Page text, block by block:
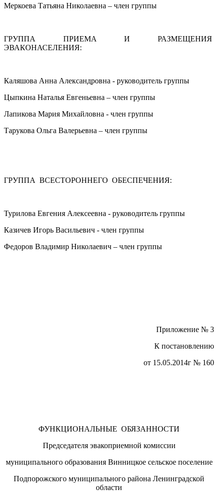
Меркоева Татьяна Николаевна – член группы
ГРУППА ПРИЕМА И РАЗМЕЩЕНИЯ
ЭВАКОНАСЕЛЕНИЯ:
Каляшова Анна Александровна - руководитель группы
Цыпкина Наталья Евгеньевна – член группы
Лапикова Мария Михайловна - член группы
Тарукова Ольга Валерьевна – член группы
ГРУППА ВСЕСТОРОННЕГО ОБЕСПЕЧЕНИЯ:
Турилова Евгения Алексеевна - руководитель группы
Казичев Игорь Васильевич - член группы
Федоров Владимир Николаевич – член группы
Приложение № 3
К постановлению
от 15.05.2014г № 160
ФУНКЦИОНАЛЬНЫЕ ОБЯЗАННОСТИ
Председателя эвакоприемной комиссии
муниципального образования Винницкое сельское поселение
Подпорожского муниципального района Ленинградской
области